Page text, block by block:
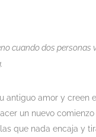
cuando dos personas
amor y
un nuevo
que nada encaja y